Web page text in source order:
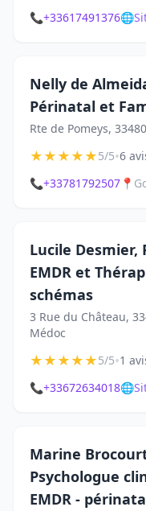
📞+33617491376🌐
Nelly de
Périnatal et
Rte de Pomeys,
★★★★★5/5•6
📞+33781792507 📍
Lucile Desmier,
EMDR et
schémas
3 Rue du Château,
Médoc
★★★★★5/5•1
📞+33672634018🌐
Marine
Psychologue
EMDR -